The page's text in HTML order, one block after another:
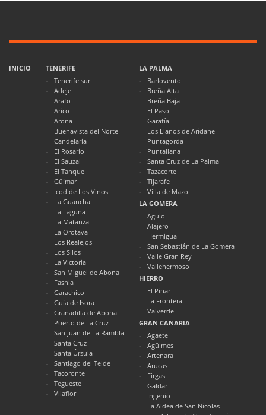
INICIO
TENERIFE
Tenerife sur
Adeje
Arafo
Arico
Arona
Buenavista del Norte
Candelaria
El Rosario
El Sauzal
El Tanque
Güímar
Icod de Los Vinos
La Guancha
La Laguna
La Matanza
La Orotava
Los Realejos
Los Silos
La Victoria
San Miguel de Abona
Fasnia
Garachico
Guía de Isora
Granadilla de Abona
Puerto de La Cruz
San Juan de La Rambla
Santa Cruz
Santa Úrsula
Santiago del Teide
Tacoronte
Tegueste
Vilaflor
LA PALMA
Barlovento
Breña Alta
Breña Baja
El Paso
Garafía
Los Llanos de Aridane
Puntagorda
Puntallana
Santa Cruz de La Palma
Tazacorte
Tijarafe
Villa de Mazo
LA GOMERA
Agulo
Alajero
Hermigua
San Sebastián de La Gomera
Valle Gran Rey
Vallehermoso
HIERRO
El Pinar
La Frontera
Valverde
GRAN CANARIA
Agaete
Agüimes
Artenara
Arucas
Firgas
Galdar
Ingenio
La Aldea de San Nicolas